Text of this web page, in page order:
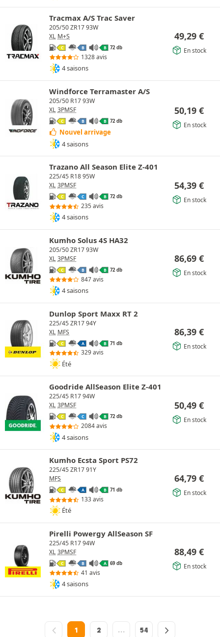
Tracmax A/S Trac Saver
205/50 ZR17 93W
XL M+S
C B B 72 db
1328 avis
4 saisons
49,29 €
En stock
Windforce Terramaster A/S
205/50 R17 93W
XL 3PMSF
C B B 72 db
Nouvel arrivage
4 saisons
50,19 €
En stock
Trazano All Season Elite Z-401
225/45 R18 95W
XL 3PMSF
C C B 72 db
235 avis
4 saisons
54,39 €
En stock
Kumho Solus 4S HA32
205/50 ZR17 93W
XL 3PMSF
C B B 72 db
847 avis
4 saisons
86,69 €
En stock
Dunlop Sport Maxx RT 2
225/45 ZR17 94Y
XL MFS
C A B 71 db
329 avis
Été
86,39 €
En stock
Goodride AllSeason Elite Z-401
225/45 R17 94W
XL 3PMSF
C C B 72 db
2084 avis
4 saisons
50,49 €
En stock
Kumho Ecsta Sport PS72
225/45 ZR17 91Y
MFS
C A B 71 db
133 avis
Été
64,79 €
En stock
Pirelli Powergy AllSeason SF
225/45 R17 94W
XL 3PMSF
C B A 69 db
41 avis
4 saisons
88,49 €
En stock
1 2 … 54